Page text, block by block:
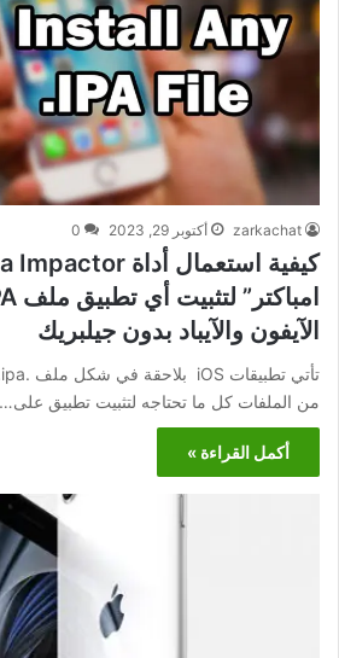
zarkachat أكتوبر 29, 2023 0
الآيفون والآيباد بدون جيلبريك
من الملفات كل ما تحتاجه لتثبيت تطبيق على…
أكمل القراءة »